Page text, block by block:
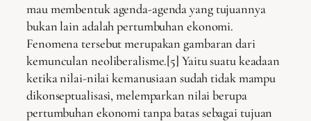
mau membentuk agenda-agenda yang tujuannya
bukan lain adalah pertumbuhan ekonomi.
Fenomena tersebut merupakan gambaran dari
kemunculan neoliberalisme.[5] Yaitu suatu keadaan
ketika nilai-nilai kemanusiaan sudah tidak mampu
dikonseptualisasi, melemparkan nilai berupa
pertumbuhan ekonomi tanpa batas sebagai tujuan